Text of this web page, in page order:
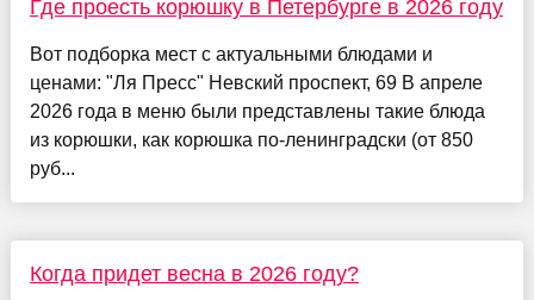
Где проесть корюшку в Петербурге в 2026 году
Вот подборка мест с актуальными блюдами и
ценами: "Ля Пресс" Невский проспект, 69 В апреле
2026 года в меню были представлены такие блюда
из корюшки, как корюшка по-ленинградски (от 850
руб...
Когда придет весна в 2026 году?